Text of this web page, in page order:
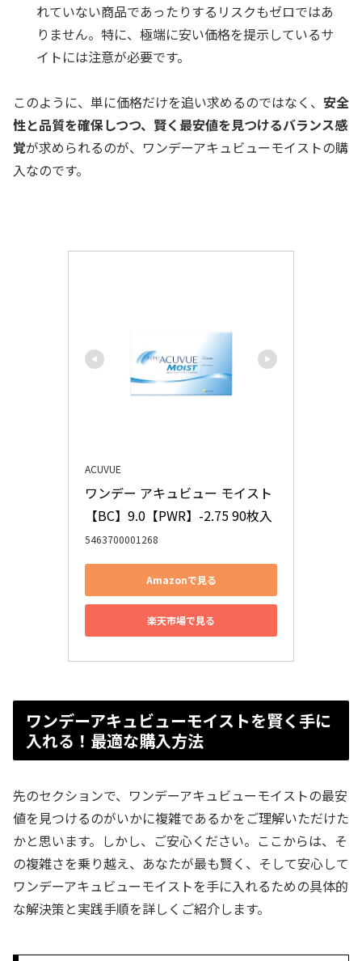
れていない商品であったりするリスクもゼロではあ
りません。特に、極端に安い価格を提示しているサ
イトには注意が必要です。
このように、単に価格だけを追い求めるのではなく、 安全
性と品質を確保しつつ、賢く最安値を見つけるバランス感
覚が求められるのが、ワンデーアキュビューモイストの購
入なのです。
ACUVUE
ワンデー アキュビュー モイスト
【BC】9.0【PWR】-2.75 90枚入
5463700001268
Amazonで見る
楽天市場で見る
ワンデーアキュビューモイストを賢く手に
入れる！最適な購入方法
先のセクションで、ワンデーアキュビューモイストの最安
値を見つけるのがいかに複雑であるかをご理解いただけた
かと思います。しかし、ご安心ください。ここからは、そ
の複雑さを乗り越え、あなたが最も賢く、そして安心して
ワンデーアキュビューモイストを手に入れるための具体的
な解決策と実践手順を詳しくご紹介します。